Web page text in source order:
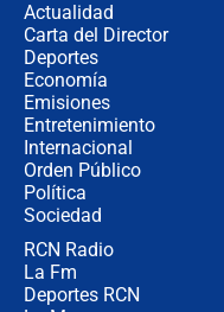
Actualidad
Carta del Director
Deportes
Economía
Emisiones
Entretenimiento
Internacional
Orden Público
Política
Sociedad
RCN Radio
La Fm
Deportes RCN